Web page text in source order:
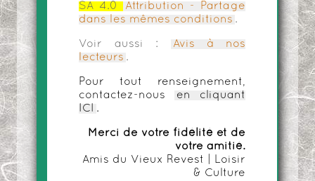
SA 4.0
Attribution - Partage
dans les mêmes conditions .
Voir aussi :
Avis à nos
lecteurs .
Pour tout renseignement,
contactez-nous
en cliquant
ICI
.
Merci de votre fidélité et de
votre amitié.
Amis du Vieux Revest | Loisir
& Culture